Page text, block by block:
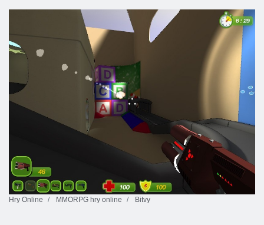
Hry Online MMORPG hry online Bitvy